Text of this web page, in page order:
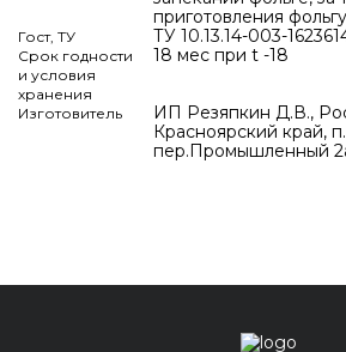
приготовления
Гост, ТУ ТУ 10.13.14-003-
Срок годности
и условия
хранения
18 мес при t -18
Изготовитель
ИП Резяпкин Д.В.,
Красноярский край,
пер.Промышленный